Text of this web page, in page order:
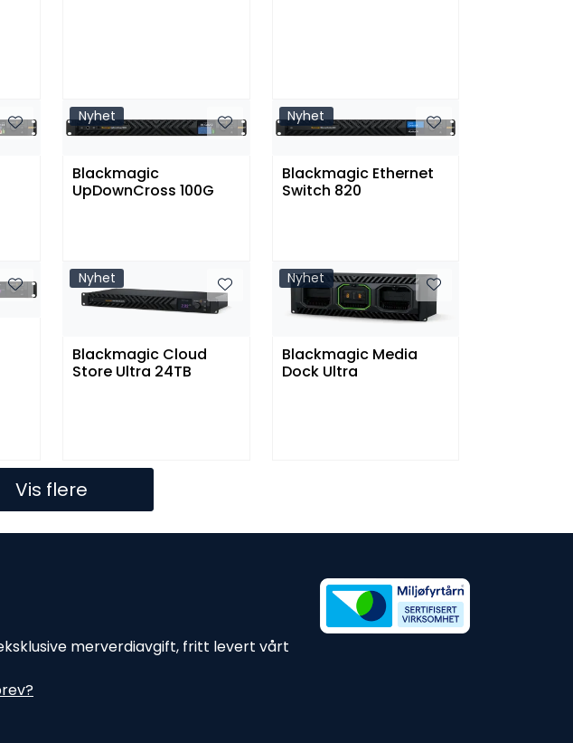
Nyhet
Blackmagic
UpDownCross 100G
Nyhet
Blackmagic Ethernet
Switch 820
Nyhet
Blackmagic Cloud
Store Ultra 24TB
Nyhet
Blackmagic Media
Dock Ultra
Vis flere
merverdiavgift, fritt levert vårt